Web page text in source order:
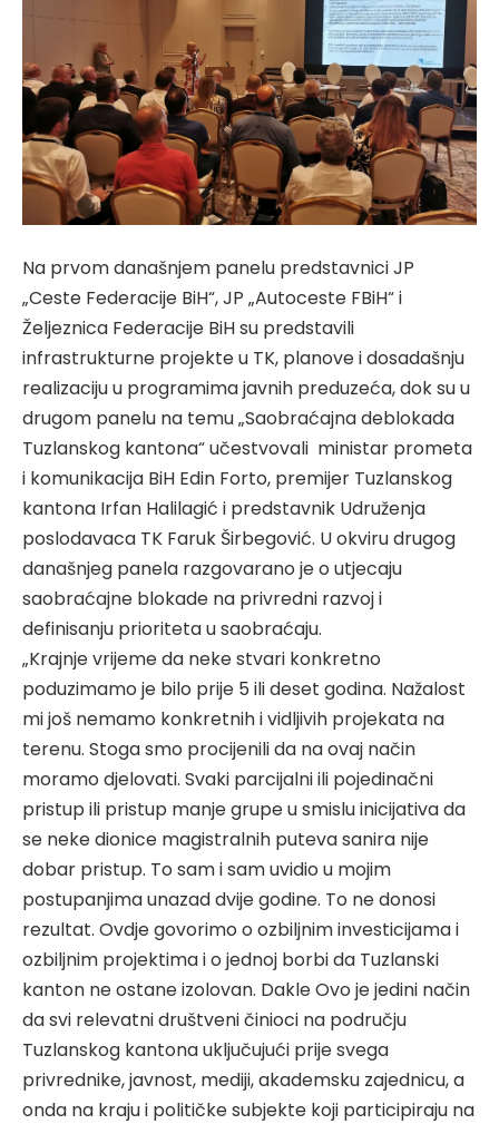
Na prvom današnjem panelu predstavnici JP
„Ceste Federacije BiH“, JP „Autoceste FBiH“ i
Željeznica Federacije BiH su predstavili
infrastrukturne projekte u TK, planove i dosadašnju
realizaciju u programima javnih preduzeća, dok su u
drugom panelu na temu „Saobraćajna deblokada
Tuzlanskog kantona“ učestvovali ministar prometa
i komunikacija BiH Edin Forto, premijer Tuzlanskog
kantona Irfan Halilagić i predstavnik Udruženja
poslodavaca TK Faruk Širbegović. U okviru drugog
današnjeg panela razgovarano je o utjecaju
saobraćajne blokade na privredni razvoj i
definisanju prioriteta u saobraćaju.
„Krajnje vrijeme da neke stvari konkretno
poduzimamo je bilo prije 5 ili deset godina. Nažalost
mi još nemamo konkretnih i vidljivih projekata na
terenu. Stoga smo procijenili da na ovaj način
moramo djelovati. Svaki parcijalni ili pojedinačni
pristup ili pristup manje grupe u smislu inicijativa da
se neke dionice magistralnih puteva sanira nije
dobar pristup. To sam i sam uvidio u mojim
postupanjima unazad dvije godine. To ne donosi
rezultat. Ovdje govorimo o ozbiljnim investicijama i
ozbiljnim projektima i o jednoj borbi da Tuzlanski
kanton ne ostane izolovan. Dakle Ovo je jedini način
da svi relevatni društveni činioci na području
Tuzlanskog kantona uključujući prije svega
privrednike, javnost, mediji, akademsku zajednicu, a
onda na kraju i političke subjekte koji participiraju na